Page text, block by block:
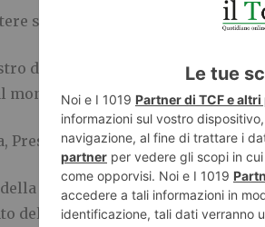
sul fatto che i proclami della
della Salute di questa amara
medico e che pesano
Presidente Nazionale del Nursing
forte diminuzione del
delle assunzioni adottate per